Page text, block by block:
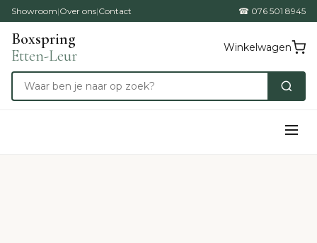
Showroom|Over ons|Contact ☎ 076 501 8945
Boxspring
Etten-Leur
Winkelwagen